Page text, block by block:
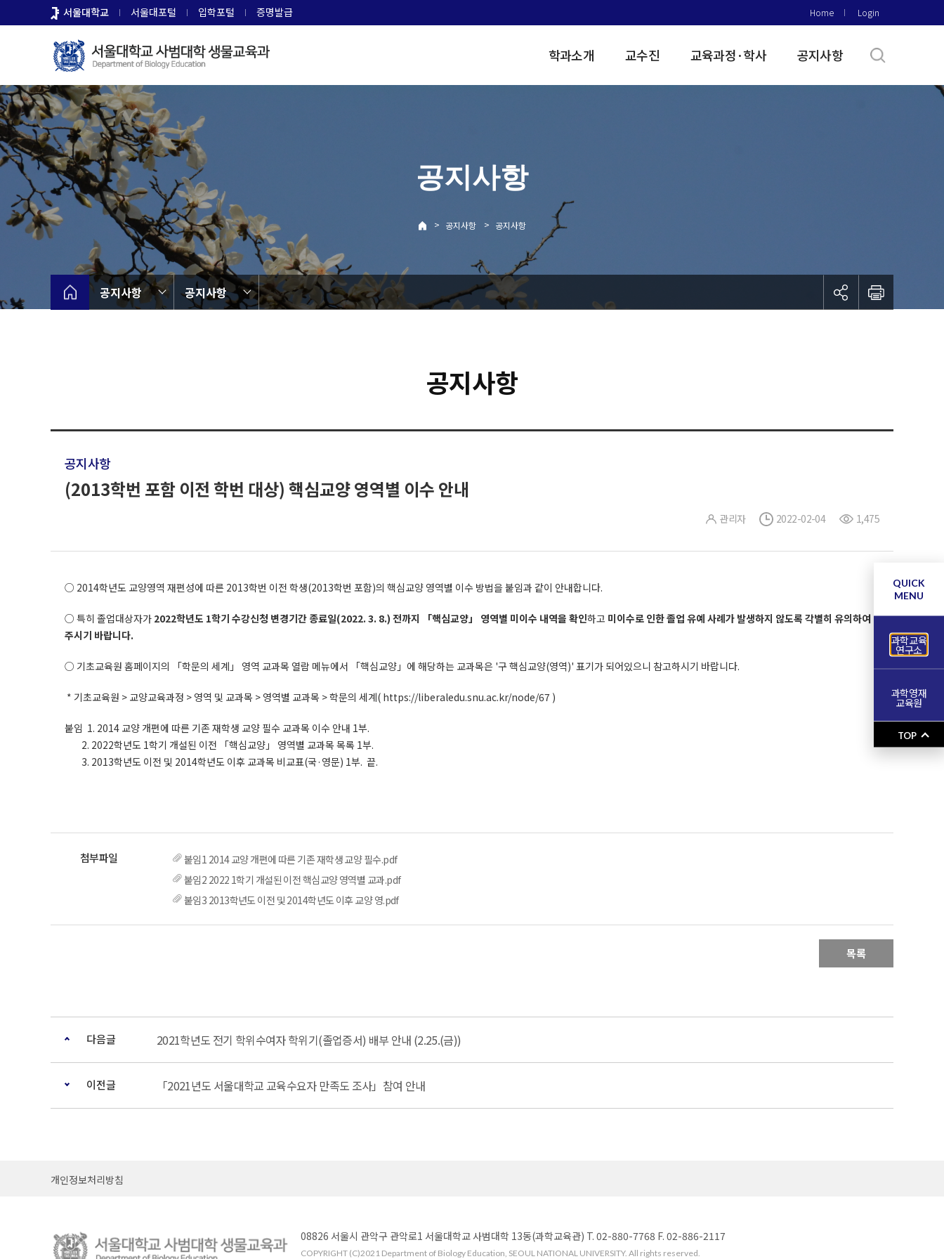
로
뉴
서울대학교 서울대포털 입학포털 증명발급 Home Login
학과소개 교수진 교육과정·학사 공지사항
공지사항
> 공지사항 > 공지사항
공지사항 공지사항
공지사항
공지사항
(2013학번 포함 이전 학번 대상) 핵심교양 영역별 이수 안내
관리자 2022-02-04 1,475
○ 2014학년도 교양영역 재편성에 따른 2013학번 이전 학생(2013학번 포함)의 핵심교양 영역별 이수 방법을 붙임과 같이 안내합니다.
○ 특히 졸업대상자가 2022학년도 1학기 수강신청 변경기간 종료일(2022. 3. 8.) 전까지 「핵심교양」 영역별 미이수 내역을 확인하고 미이수로 인한 졸업 유예 사례가 발생하지 않도록 각별히 유의하여
주시기 바랍니다.
○ 기초교육원 홈페이지의 「학문의 세계」 영역 교과목 열람 메뉴에서 「핵심교양」에 해당하는 교과목은 '구 핵심교양(영역)' 표기가 되어있으니 참고하시기 바랍니다.
* 기초교육원 > 교양교육과정 > 영역 및 교과목 > 영역별 교과목 > 학문의 세계( https://liberaledu.snu.ac.kr/node/67 )
붙임 1. 2014 교양 개편에 따른 기존 재학생 교양 필수 교과목 이수 안내 1부.
2. 2022학년도 1학기 개설된 이전 「핵심교양」 영역별 교과목 목록 1부.
3. 2013학년도 이전 및 2014학년도 이후 교과목 비교표(국·영문) 1부. 끝.
붙임1 2014 교양 개편에 따른 기존 재학생 교양 필수.pdf
붙임2 2022 1학기 개설된 이전 핵심교양 영역별 교과.pdf
붙임3 2013학년도 이전 및 2014학년도 이후 교양 영.pdf
목록
다음글 2021학년도 전기 학위수여자 학위기(졸업증서) 배부 안내 (2.25.(금))
이전글 「2021년도 서울대학교 교육수요자 만족도 조사」참여 안내
개인정보처리방침
08826 서울시 관악구 관악로1 서울대학교 사범대학 13동(과학교육관) T. 02-880-7768 F. 02-886-2117
COPYRIGHT (C)2021 Department of Biology Education, SEOUL NATIONAL UNIVERSITY. All rights reserved.
QUICK
MENU
과학교육
연구소
과학영재
교육원
TOP